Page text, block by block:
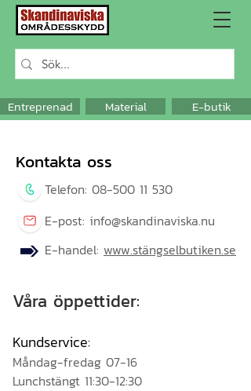
Entreprenad Material E-butik
Kontakta oss
Telefon: 08-500 11 530
E-post: info@skandinaviska.nu
E-handel: www.stängselbutiken.se
Våra öppettider:
Kundservice:
Måndag-fredag 07-16
Lunchstängt 11:30-12:30